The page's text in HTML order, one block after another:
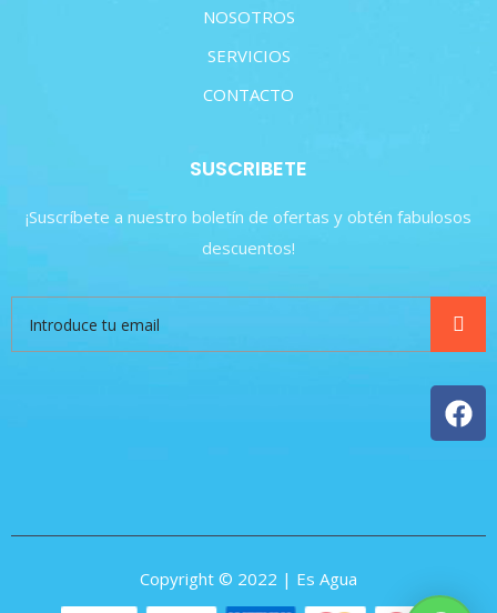
NOSOTROS
SERVICIOS
CONTACTO
SUSCRIBETE
¡Suscríbete a nuestro boletín de ofertas y obtén fabulosos
descuentos!
Copyright © 2022 | Es Agua